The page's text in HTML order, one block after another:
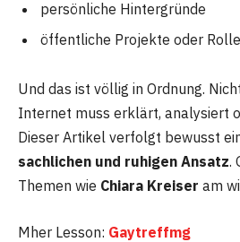
persönliche Hintergründe
öffentliche Projekte oder
Und das ist völlig in Ordnung.
Internet muss erklärt, analysiert
Dieser Artikel verfolgt bewusst
sachlichen und ruhigen Ansatz.
Themen wie Chiara Kreiser am
Mher Lesson: Gaytreffmg